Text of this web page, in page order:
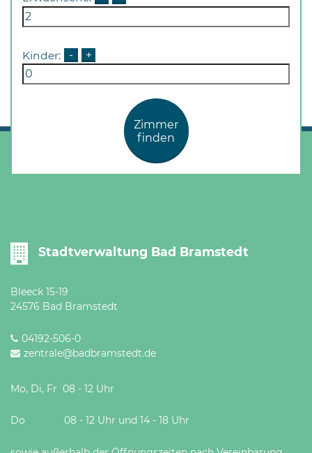
außerhalb
nach
Kinder: - +
Zimmer
finden
Stadtverwaltung Bad Bramstedt
Bleeck 15-19
24576 Bad Bramstedt
04192-506-0
zentrale@badbramstedt.de
Mo, Di, Fr 08 - 12 Uhr
Do 08 - 12 Uhr und 14 - 18 Uhr